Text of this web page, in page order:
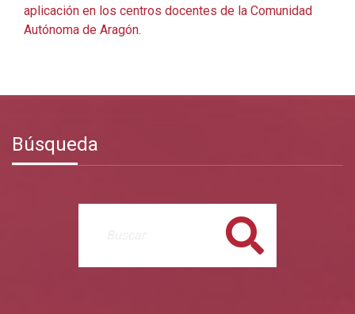
aplicación en los centros docentes de la Comunidad
Autónoma de Aragón.
Búsqueda
Buscar